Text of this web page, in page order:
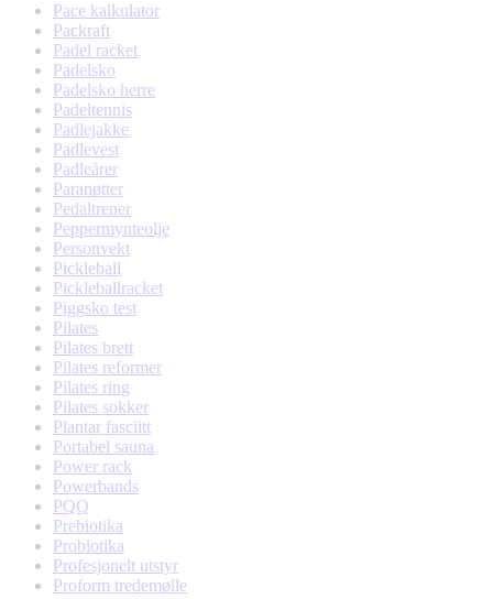
Pace kalkulator
Packraft
Padel racket
Padelsko
Padelsko herre
Padeltennis
Padlejakke
Padlevest
Padleårer
Paranøtter
Pedaltrener
Peppermynteolje
Personvekt
Pickleball
Pickleballracket
Piggsko test
Pilates
Pilates brett
Pilates reformer
Pilates ring
Pilates sokker
Plantar fasciitt
Portabel sauna
Power rack
Powerbands
PQQ
Prebiotika
Probiotika
Profesjonelt utstyr
Proform tredemølle